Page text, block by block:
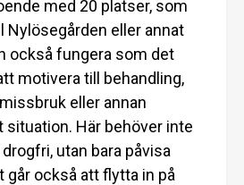
med 20 platser, som
Nylösegården eller annat
också fungera som det
motivera till behandling,
eller annan
situation. Här behöver inte
utan bara påvisa
går också att flytta in på